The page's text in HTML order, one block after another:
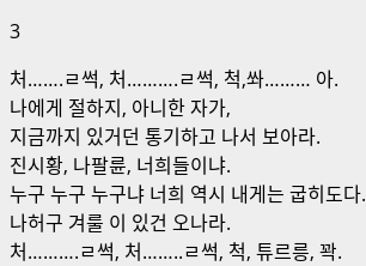
3
처…….ㄹ썩, 처……….ㄹ썩, 척,쏴……… 아.
나에게 절하지, 아니한 자가,
지금까지 있거던 통기하고 나서 보아라.
진시황, 나팔륜, 너희들이냐.
누구 누구 누구냐 너희 역시 내게는 굽히도다.
나허구 겨룰 이 있건 오나라.
처……….ㄹ썩, 처……..ㄹ썩, 척, 튜르릉, 꽉.